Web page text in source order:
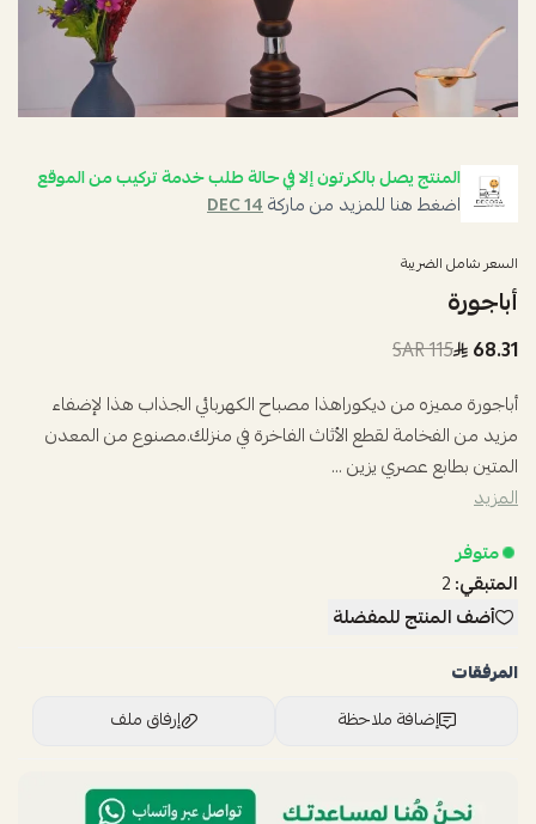
المنتج يصل بالكرتون إلا في حالة طلب خدمة تركيب من الموقع
اضغط هنا للمزيد من ماركةDEC 14
السعر شامل الضريبة
أباجورة
68.31
115 SAR
أباجورة مميزه من ديكوراهذا مصباح الكهربائي الجذاب هذا لإضفاء
مزيد من الفخامة لقطع الأثاث الفاخرة في منزلك.مصنوع من المعدن
المتين بطابع عصري يزين ...
المزيد
متوفر
المتبقي:2
أضف المنتج للمفضلة
المرفقات
إضافة ملاحظة
إرفاق ملف